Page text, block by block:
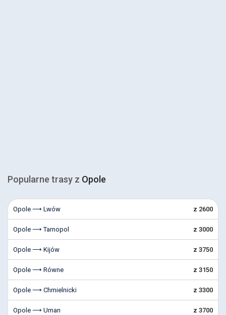
Popularne trasy z Opole
Opole ⟶ Lwów z 2600
Opole ⟶ Tarnopol z 3000
Opole ⟶ Kijów z 3750
Opole ⟶ Równe z 3150
Opole ⟶ Chmielnicki z 3300
Opole ⟶ Uman z 3700